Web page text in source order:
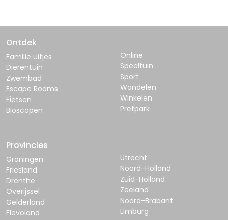
Ontdek
Familie uitjes
Dierentuin
Zwembad
Escape Rooms
Fietsen
Bioscopen
Online
Speeltuin
Sport
Wandelen
Winkelen
Pretpark
Provincies
Groningen
Friesland
Drenthe
Overijssel
Gelderland
Flevoland
Utrecht
Noord-Holland
Zuid-Holland
Zeeland
Noord-Brabant
Limburg